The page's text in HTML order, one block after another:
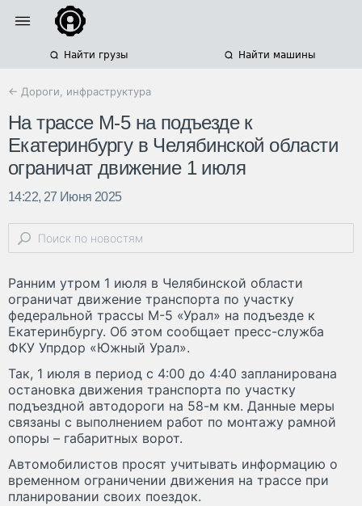
Найти грузы Найти машины
← Дороги, инфраструктура
На трассе М-5 на подъезде к
Екатеринбургу в Челябинской области
ограничат движение 1 июля
14:22, 27 Июня 2025
Ранним утром 1 июля в Челябинской области
ограничат движение транспорта по участку
федеральной трассы М-5 «Урал» на подъезде к
Екатеринбургу. Об этом сообщает пресс-служба
ФКУ Упрдор «Южный Урал».
Так, 1 июля в период с 4:00 до 4:40 запланирована
остановка движения транспорта по участку
подъездной автодороги на 58-м км. Данные меры
связаны с выполнением работ по монтажу рамной
опоры – габаритных ворот.
Автомобилистов просят учитывать информацию о
временном ограничении движения на трассе при
планировании своих поездок.